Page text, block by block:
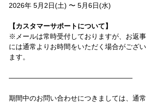
2026年 5月2日(土) 〜 5月6日(水)
【カスタマーサポートについて】
※メールは常時受付しておりますが、お返事
には通常よりお時間をいただく場合がござい
ます。
――――――――――――――――――
期間中のお問い合わせにつきましては、通常